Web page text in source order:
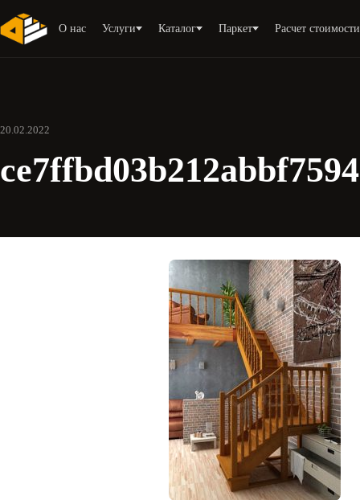
О нас Услуги Каталог Паркет Расчет стоимости
20.02.2022